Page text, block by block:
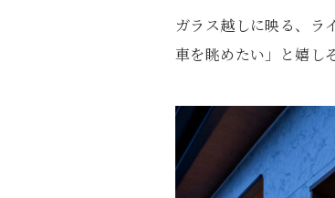
ガラス越しに映る、ラ
車を眺めたい」と嬉し